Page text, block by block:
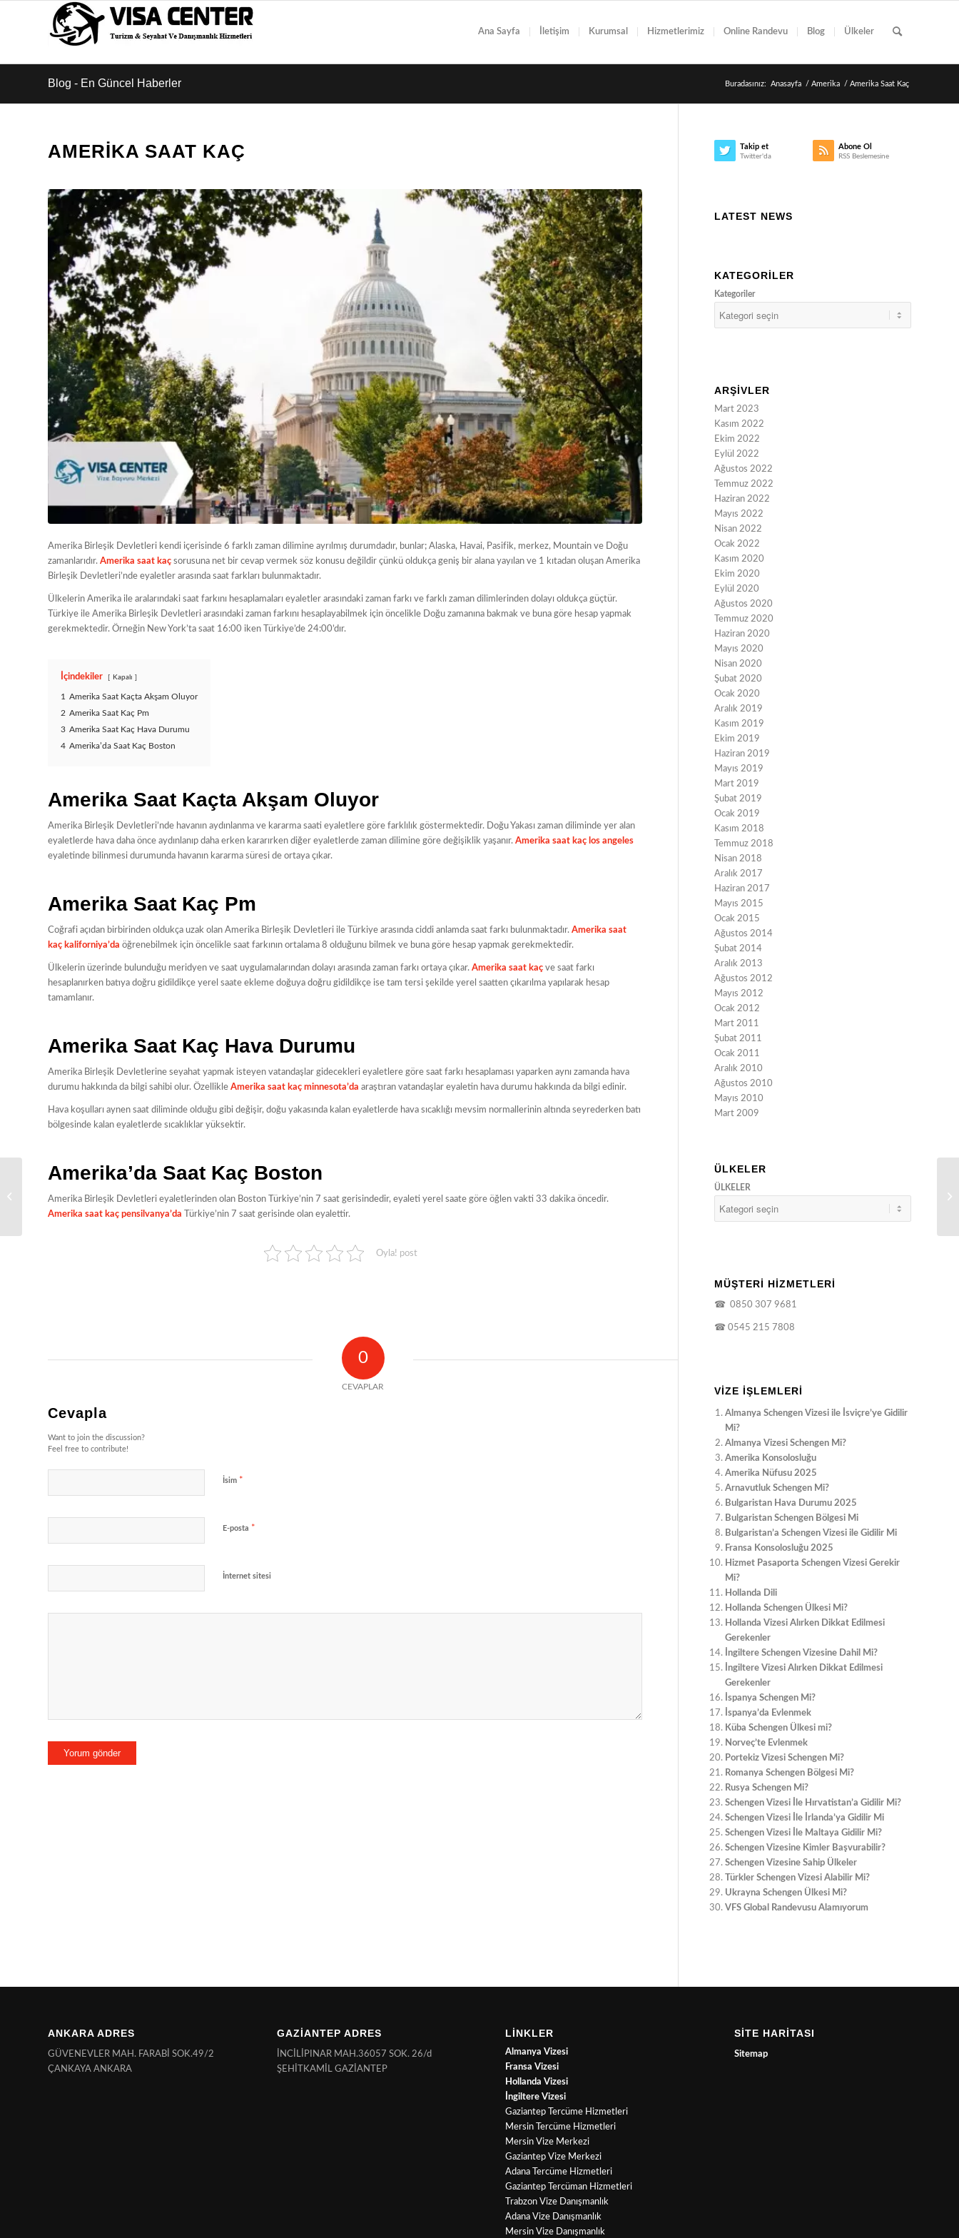
Ana Sayfa İletişim Kurumsal Hizmetlerimiz Online Randevu Blog Ülkeler
Blog - En Güncel Haberler Buradasınız: Anasayfa / Amerika / Amerika Saat Kaç
AMERIKA SAAT KAÇ
Amerika Birleşik Devletleri kendi içerisinde 6 farklı zaman dilimine ayrılmış durumdadır, bunlar; Alaska, Havai, Pasifik, merkez, Mountain ve Doğu
zamanlarıdır. Amerika saat kaç sorusuna net bir cevap vermek söz konusu değildir çünkü oldukça geniş bir alana yayılan ve 1 kıtadan oluşan Amerika
Birleşik Devletleri’nde eyaletler arasında saat farkları bulunmaktadır.
Ülkelerin Amerika ile aralarındaki saat farkını hesaplamaları eyaletler arasındaki zaman farkı ve farklı zaman dilimlerinden dolayı oldukça güçtür.
Türkiye ile Amerika Birleşik Devletleri arasındaki zaman farkını hesaplayabilmek için öncelikle Doğu zamanına bakmak ve buna göre hesap yapmak
gerekmektedir. Örneğin New York’ta saat 16:00 iken Türkiye’de 24:00’dır.
İçindekiler Kapalı
1 Amerika Saat Kaçta Akşam Oluyor
2 Amerika Saat Kaç Pm
3 Amerika Saat Kaç Hava Durumu
4 Amerika’da Saat Kaç Boston
Amerika Saat Kaçta Akşam Oluyor
Amerika Birleşik Devletleri’nde havanın aydınlanma ve kararma saati eyaletlere göre farklılık göstermektedir. Doğu Yakası zaman diliminde yer alan
eyaletlerde hava daha önce aydınlanıp daha erken kararırken diğer eyaletlerde zaman dilimine göre değişiklik yaşanır. Amerika saat kaç los angeles
eyaletinde bilinmesi durumunda havanın kararma süresi de ortaya çıkar.
Amerika Saat Kaç Pm
Coğrafi açıdan birbirinden oldukça uzak olan Amerika Birleşik Devletleri ile Türkiye arasında ciddi anlamda saat farkı bulunmaktadır. Amerika saat
kaç kaliforniya’da öğrenebilmek için öncelikle saat farkının ortalama 8 olduğunu bilmek ve buna göre hesap yapmak gerekmektedir.
Ülkelerin üzerinde bulunduğu meridyen ve saat uygulamalarından dolayı arasında zaman farkı ortaya çıkar. Amerika saat kaç ve saat farkı
hesaplanırken batıya doğru gidildikçe yerel saate ekleme doğuya doğru gidildikçe ise tam tersi şekilde yerel saatten çıkarılma yapılarak hesap
tamamlanır.
Amerika Saat Kaç Hava Durumu
Amerika Birleşik Devletlerine seyahat yapmak isteyen vatandaşlar gidecekleri eyaletlere göre saat farkı hesaplaması yaparken aynı zamanda hava
durumu hakkında da bilgi sahibi olur. Özellikle Amerika saat kaç minnesota’da araştıran vatandaşlar eyaletin hava durumu hakkında da bilgi edinir.
Hava koşulları aynen saat diliminde olduğu gibi değişir, doğu yakasında kalan eyaletlerde hava sıcaklığı mevsim normallerinin altında seyrederken batı
bölgesinde kalan eyaletlerde sıcaklıklar yüksektir.
Amerika’da Saat Kaç Boston
Amerika Birleşik Devletleri eyaletlerinden olan Boston Türkiye’nin 7 saat gerisindedir, eyaleti yerel saate göre öğlen vakti 33 dakika öncedir.
Amerika saat kaç pensilvanya’da
Türkiye’nin 7 saat gerisinde olan eyalettir.
Oyla! post
0
CEVAPLAR
Cevapla
Want to join the discussion?
Feel free to contribute!
İsim *
E-posta *
İnternet sitesi
Takip et
Twitter'da
Abone Ol
RSS Beslemesine
LATEST NEWS
KATEGORILER
Kategoriler
ARŞIVLER
Mart 2023
Kasım 2022
Ekim 2022
Eylül 2022
Ağustos 2022
Temmuz 2022
Haziran 2022
Mayıs 2022
Nisan 2022
Ocak 2022
Kasım 2020
Ekim 2020
Eylül 2020
Ağustos 2020
Temmuz 2020
Haziran 2020
Mayıs 2020
Nisan 2020
Şubat 2020
Ocak 2020
Aralık 2019
Kasım 2019
Ekim 2019
Haziran 2019
Mayıs 2019
Mart 2019
Şubat 2019
Ocak 2019
Kasım 2018
Temmuz 2018
Nisan 2018
Aralık 2017
Haziran 2017
Mayıs 2015
Ocak 2015
Ağustos 2014
Şubat 2014
Aralık 2013
Ağustos 2012
Mayıs 2012
Ocak 2012
Mart 2011
Şubat 2011
Ocak 2011
Aralık 2010
Ağustos 2010
Mayıs 2010
Mart 2009
ÜLKELER
ÜLKELER
MÜŞTERİ HİZMETLERİ
☎ 0850 307 9681
☎ 0545 215 7808
VIZE İŞLEMLERI
Almanya Schengen Vizesi ile İsviçre’ye Gidilir
Mi?
Almanya Vizesi Schengen Mi?
Amerika Konsolosluğu
Amerika Nüfusu 2025
Arnavutluk Schengen Mi?
Bulgaristan Hava Durumu 2025
Bulgaristan Schengen Bölgesi Mi
Bulgaristan’a Schengen Vizesi ile Gidilir Mi
Fransa Konsolosluğu 2025
Hizmet Pasaporta Schengen Vizesi Gerekir
Mi?
Hollanda Dili
Hollanda Schengen Ülkesi Mi?
Hollanda Vizesi Alırken Dikkat Edilmesi
Gerekenler
İngiltere Schengen Vizesine Dahil Mi?
İngiltere Vizesi Alırken Dikkat Edilmesi
Gerekenler
İspanya Schengen Mi?
İspanya’da Evlenmek
Küba Schengen Ülkesi mi?
Norveç’te Evlenmek
Portekiz Vizesi Schengen Mi?
Romanya Schengen Bölgesi Mi?
Rusya Schengen Mi?
Schengen Vizesi İle Hırvatistan’a Gidilir Mi?
Schengen Vizesi İle İrlanda’ya Gidilir Mi
Schengen Vizesi İle Maltaya Gidilir Mi?
Schengen Vizesine Kimler Başvurabilir?
Schengen Vizesine Sahip Ülkeler
Türkler Schengen Vizesi Alabilir Mi?
Ukrayna Schengen Ülkesi Mi?
VFS Global Randevusu Alamıyorum
ANKARA ADRES
GÜVENEVLER MAH. FARABİ SOK.49/2
ÇANKAYA ANKARA
GAZİANTEP ADRES
İNCİLİPINAR MAH.36057 SOK. 26/d
ŞEHİTKAMİL GAZİANTEP
LİNKLER
Almanya Vizesi
Fransa Vizesi
Hollanda Vizesi
İngiltere Vizesi
Gaziantep Tercüme Hizmetleri
Mersin Tercüme Hizmetleri
Mersin Vize Merkezi
Gaziantep Vize Merkezi
Adana Tercüme Hizmetleri
Gaziantep Tercüman Hizmetleri
Trabzon Vize Danışmanlık
Adana Vize Danışmanlık
Mersin Vize Danışmanlık
SİTE HARİTASI
Sitemap
İtalya Vizesi Alırken
Dikkat Edilmesi
Gerekenler